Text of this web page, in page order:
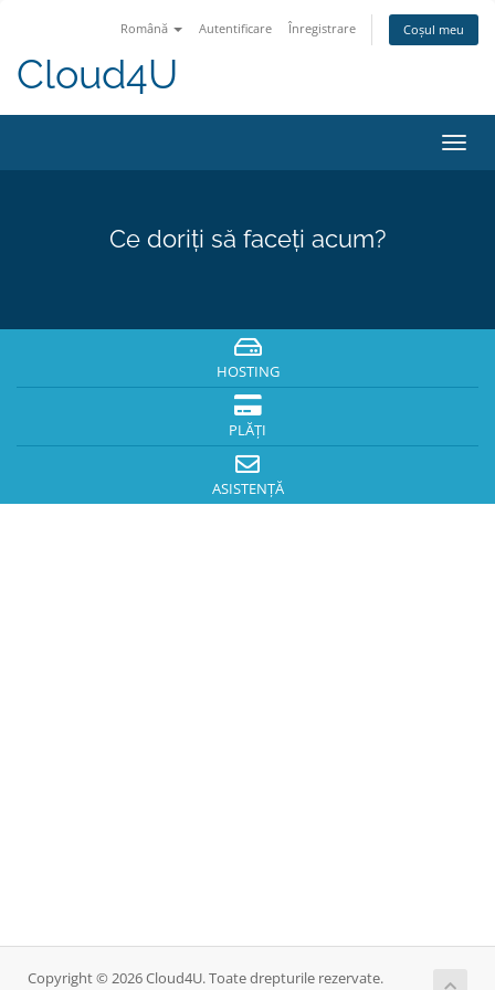
Română Autentificare Înregistrare Coșul meu
Cloud4U
Ce doriți să faceți acum?
HOSTING
PLĂȚI
ASISTENȚĂ
Copyright © 2026 Cloud4U. Toate drepturile rezervate.